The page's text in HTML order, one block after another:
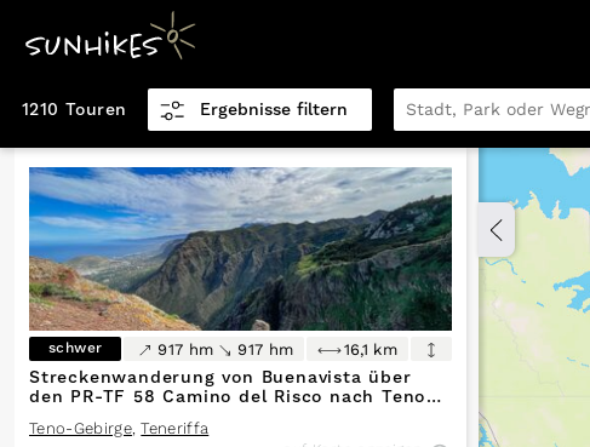
1210 Touren Ergebnisse filtern
Distanz km
0,5 151,9
Höhenmeter
0
schwer 917 hm 917 hm 16,1 km
Streckenwanderung von Buenavista über
den PR-TF 58 Camino del Risco nach Teno
Teno-Gebirge, Teneriffa